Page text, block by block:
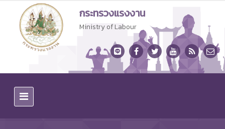
กระทรวงแรงงาน
Ministry of Labour